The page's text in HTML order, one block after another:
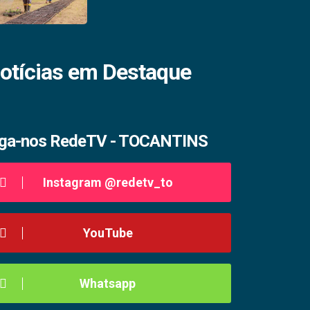
em Destaque
nos RedeTV - TOCANTINS
Instagram @redetv_to
YouTube
Whatsapp